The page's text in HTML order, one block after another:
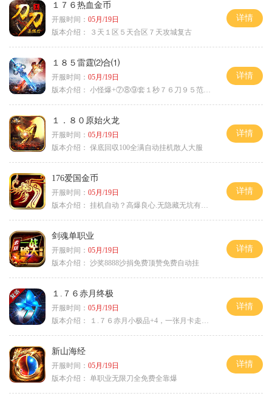
１７６热血金币
开服时间： 05月/19日
版本介绍：
３天１区５天合区７天攻城复古
详情
１８５雷霆⑵合⑴
开服时间： 05月/19日
版本介绍： 小怪爆+⑦⑧⑨套１秒７６刀９５范围捡
详情
１．８０原始火龙
开服时间： 05月/19日
版本介绍： 保底回収100全满自动挂机散人大服
详情
176爱国金币
开服时间： 05月/19日
版本介绍： 挂机自动？高爆良心.无隐藏无坑有时间就是
详情
剑魂单职业
开服时间： 05月/19日
版本介绍： 沙奖8888沙捐免费顶赞免费自动挂
详情
１.７６赤月终极
开服时间： 05月/19日
版本介绍：
１.７６赤月小极品+4，一张月卡走天涯a
详情
新山海经
开服时间： 05月/19日
版本介绍： 单职业无限刀全免费全靠爆
详情